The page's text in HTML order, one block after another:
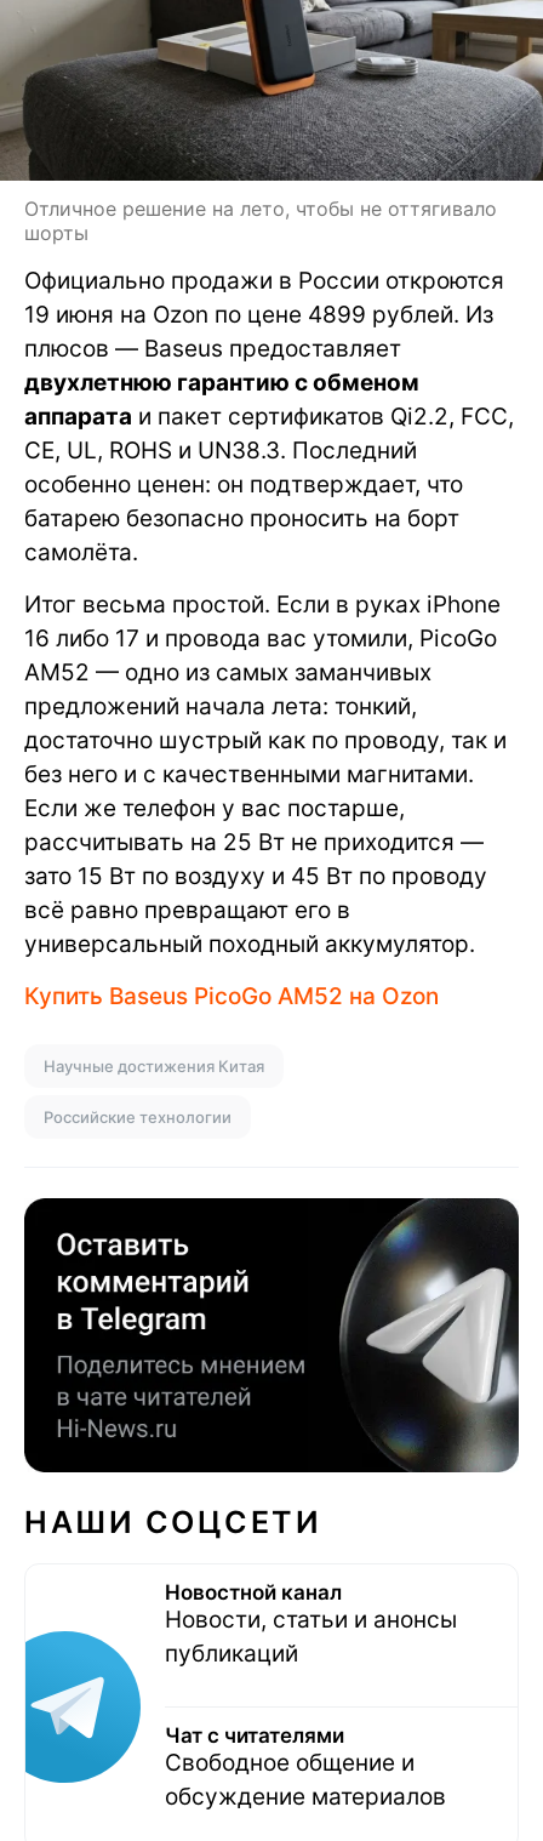
Отличное решение на лето, чтобы не оттягивало
шорты
Официально продажи в России откроются
19 июня на Ozon по цене 4899 рублей. Из
плюсов — Baseus предоставляет
двухлетнюю гарантию с обменом
аппарата и пакет сертификатов Qi2.2, FCC,
CE, UL, ROHS и UN38.3. Последний
особенно ценен: он подтверждает, что
батарею безопасно проносить на борт
самолёта.
Итог весьма простой. Если в руках iPhone
16 либо 17 и провода вас утомили, PicoGo
AM52 — одно из самых заманчивых
предложений начала лета: тонкий,
достаточно шустрый как по проводу, так и
без него и с качественными магнитами.
Если же телефон у вас постарше,
рассчитывать на 25 Вт не приходится —
зато 15 Вт по воздуху и 45 Вт по проводу
всё равно превращают его в
универсальный походный аккумулятор.
Купить Baseus PicoGo AM52 на Ozon
Научные достижения Китая
Российские технологии
НАШИ СОЦСЕТИ
Новостной канал
Новости, статьи и анонсы
публикаций
Чат с читателями
Свободное общение и
обсуждение материалов